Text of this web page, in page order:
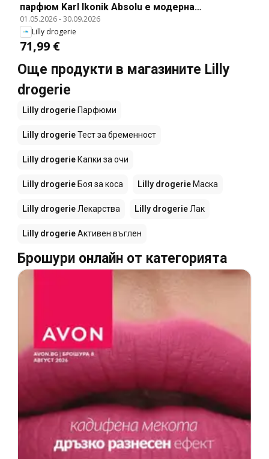
парфюм Karl Ikonik Absolu е модерна
композиция от дървесни и подправъчни нотки
с елегантен характер. Абсолют от портокалов
цвят с наситен бял кедър се разгръщат върху
топла и дълбока амброва база.
01.05.2026-30.09.2026
Lilly drogerie
71,99 €
Още продукти в магазините Lilly
drogerie
Lilly drogerie Парфюми
Lilly drogerieТест за бременност
Lilly drogerie Капки за очи
Lilly drogerie Боя за коса Lilly drogerie Маска
Lilly drogerie Лекарства Lilly drogerie Лак
Lilly drogerieАктивен въглен
Брошури онлайн от категорията